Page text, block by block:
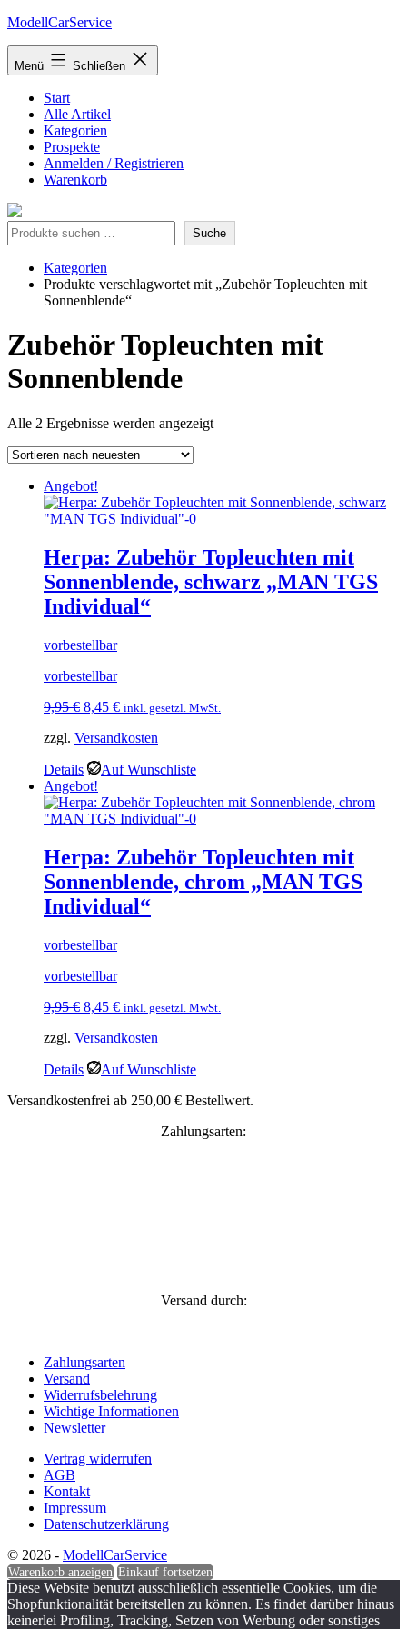
Zum
springen
ModellCarService
Menü Schließen
Start
Alle Artikel
Kategorien
Prospekte
Anmelden / Registrieren
Warenkorb
Suche Suche
Kategorien
Produkte verschlagwortet mit „Zubehör Topleuchten mit
Sonnenblende“
Zubehör Topleuchten mit
Sonnenblende
Alle 2 Ergebnisse werden angezeigtNach
Angebot!
Herpa: Zubehör Topleuchten mit
Sonnenblende, schwarz „MAN TGS
Individual“
vorbestellbar
vorbestellbar
9,95€ Ursprünglicher
war:
8,45 €Aktueller
ist:
inkl. gesetzl. MwSt.
zzgl. Versandkosten
Details
Auf Wunschliste
Angebot!
Herpa: Zubehör Topleuchten mit
Sonnenblende, chrom „MAN TGS
Individual“
vorbestellbar
vorbestellbar
9,95€ Ursprünglicher
war:
8,45 €Aktueller
ist:
inkl. gesetzl. MwSt.
zzgl. Versandkosten
Details
Auf Wunschliste
Versandkostenfrei ab 250,00 € Bestellwert.
Zahlungsarten:
Versand durch:
Zahlungsarten
Versand
Widerrufsbelehrung
Wichtige Informationen
Newsletter
Vertrag widerrufen
AGB
Kontakt
Impressum
Datenschutzerklärung
© 2026 - ModellCarService
Warenkorb anzeigen Einkauf fortsetzen
Diese Website benutzt ausschließlich essentielle Cookies, um die
Shopfunktionalität bereitstellen zu können. Es findet darüber hinaus
keinerlei Profiling, Tracking, Setzen von Werbung oder sonstiges